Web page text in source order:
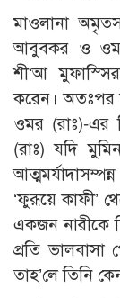
মাওলানা
আবুবকর ও ওমর
শী‘আ
করেন। অতঃপর
ওমর (রাঃ)-এর
(রাঃ) যদি
‘ফুরূয়ে কাফী’
একজন নারীকে
প্রতি
তাহ’লে তিনি